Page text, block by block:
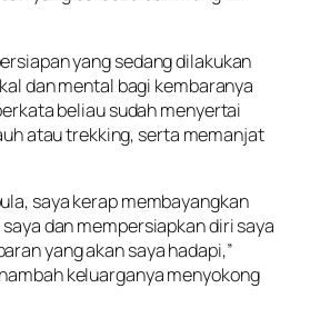
yang sedang dilakukan
dan mental bagi kembaranya
beliau sudah menyertai
atau trekking, serta memanjat
saya kerap membayangkan
dan mempersiapkan diri saya
yang akan saya hadapi,”
keluarganya menyokong